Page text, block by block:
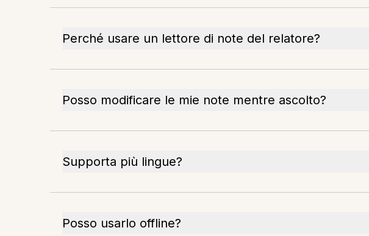
Perché usare un lettore di note del relatore?
Posso modificare le mie note mentre ascolto?
Supporta più lingue?
Posso usarlo offline?